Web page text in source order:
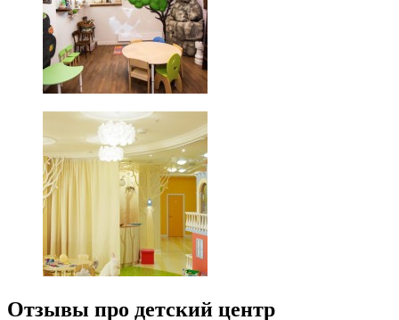
Отзывы про детский центр